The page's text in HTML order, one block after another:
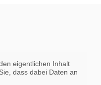
den eigentlichen Inhalt
dass dabei Daten an